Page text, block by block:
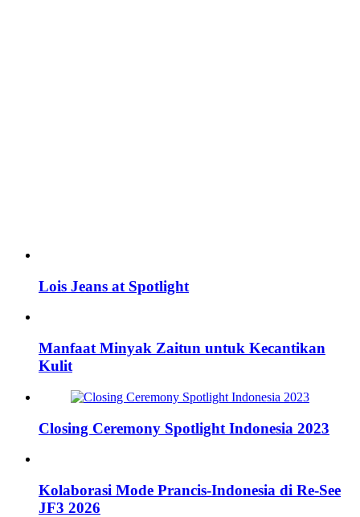
Lois Jeans at Spotlight
Manfaat Minyak Zaitun untuk Kecantikan
Kulit
Closing Ceremony Spotlight Indonesia 2023
Kolaborasi Mode Prancis-Indonesia di Re-See
JF3 2026